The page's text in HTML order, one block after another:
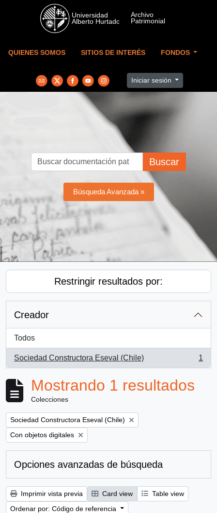
Skip to main content
QUIENES SOMOS SITIOS DE INTERÉS FONDOS
Iniciar sesión
Buscar
Búsqueda Avanzada »
Restringir resultados por:
Creador
Todos
Sociedad Constructora Eseval (Chile)
, 1 resultados
1
Mostrando 1 resultados
Colecciones
Remove filter:
Sociedad Constructora Eseval (Chile)
Remove filter:
Con objetos digitales
Opciones avanzadas de búsqueda
Imprimir vista previa Card view
Table view
Ordenar por: Código de referencia